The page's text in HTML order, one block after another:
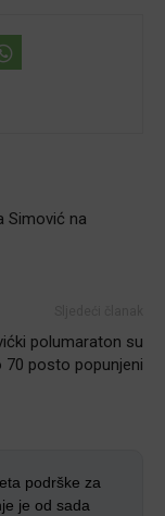
Simović na
polumaraton su
70 posto popunjeni
podrške za
je od sada